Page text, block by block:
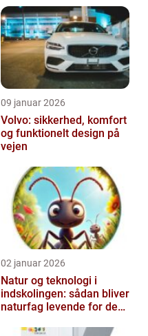
09 januar 2026
Volvo: sikkerhed, komfort
og funktionelt design på
vejen
02 januar 2026
Natur og teknologi i
indskolingen: sådan bliver
naturfag levende for de